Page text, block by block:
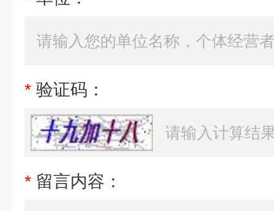
* 验证码：
* 留言内容：